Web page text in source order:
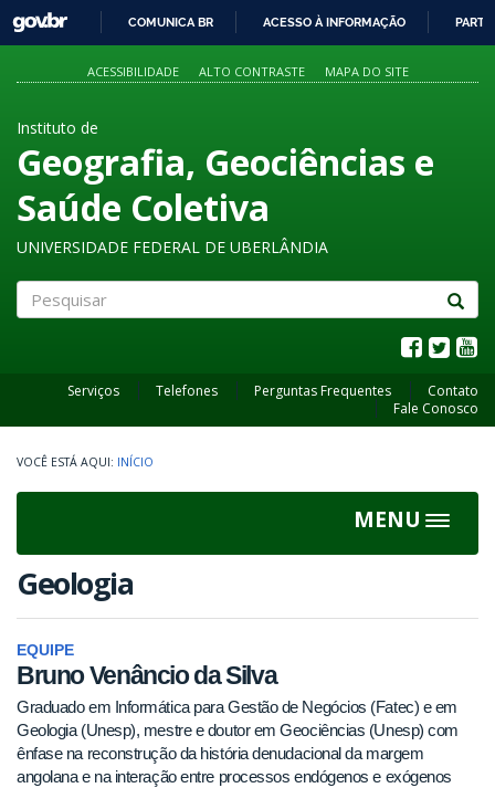
PARA
O
GOVBR
COMUNICA BR ACESSO À INFORMAÇÃO
ACESSIBILIDADE ALTO CONTRASTE MAPA DO SITE
Instituto de
Geografia, Geociências e
Saúde Coletiva
UNIVERSIDADE FEDERAL DE UBERLÂNDIA
Serviços Telefones Perguntas Frequentes
Contato
Fale Conosco
INÍCIO
MENU
Toggle
Geologia
EQUIPE
Bruno Venâncio da Silva
Graduado em Informática para Gestão de Negócios (Fatec) e em
Geologia (Unesp), mestre e doutor em Geociências (Unesp) com
ênfase na reconstrução da história denudacional da margem
angolana e na interação entre processos endógenos e exógenos